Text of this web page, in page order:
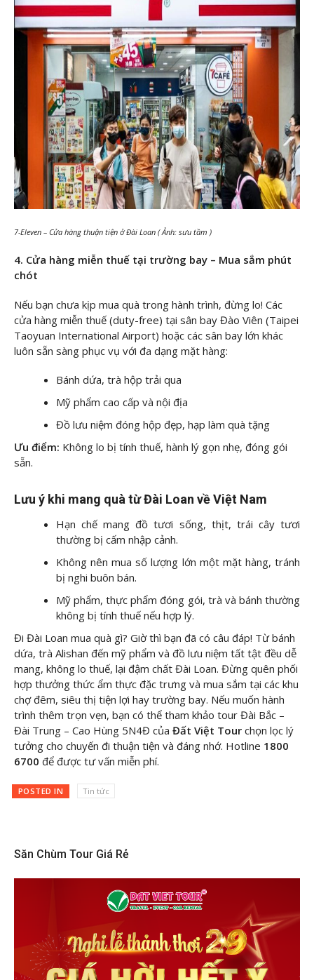
7-Eleven – Cửa hàng thuận tiện ở Đài Loan ( Ảnh: sưu tầm )
4. Cửa hàng miễn thuế tại trường bay – Mua sắm phút
chót
Nếu bạn chưa kịp mua quà trong hành trình, đừng lo! Các
cửa hàng miễn thuế (duty-free) tại sân bay Đào Viên (Taipei
Taoyuan International Airport) hoặc các sân bay lớn khác
luôn sẵn sàng phục vụ với đa dạng mặt hàng:
Bánh dứa, trà hộp trải qua
Mỹ phẩm cao cấp và nội địa
Đồ lưu niệm đóng hộp đẹp, hạp làm quà tặng
Ưu điểm: Không lo bị tính thuế, hành lý gọn nhẹ, đóng gói
sẵn.
Lưu ý khi mang quà từ Đài Loan về Việt Nam
Hạn chế mang đồ tươi sống, thịt, trái cây tươi
thường bị cấm nhập cảnh.
Không nên mua số lượng lớn một mặt hàng, tránh
bị nghi buôn bán.
Mỹ phẩm, thực phẩm đóng gói, trà và bánh thường
không bị tính thuế nếu hợp lý.
Đi Đài Loan mua quà gì? Giờ thì bạn đã có câu đáp! Từ bánh
dứa, trà Alishan đến mỹ phẩm và đồ lưu niệm tất tật đều dễ
mang, không lo thuế, lại đậm chất Đài Loan. Đừng quên phối
hợp thưởng thức ẩm thực đặc trưng và mua sắm tại các khu
chợ đêm, siêu thị tiện lợi hay trường bay. Nếu muốn hành
trình thêm trọn vẹn, bạn có thể tham khảo tour Đài Bắc –
Đài Trung – Cao Hùng 5N4Đ của Đất Việt Tour chọn lọc lý
tưởng cho chuyến đi thuận tiện và đáng nhớ. Hotline 1800
6700 để được tư vấn miễn phí.
POSTED IN Tin tức
Săn Chùm Tour Giá Rẻ